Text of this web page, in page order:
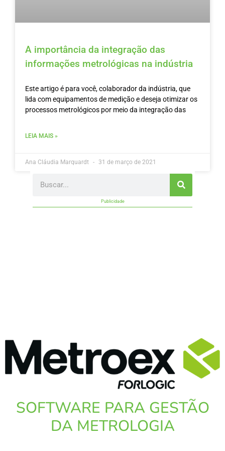
A importância da integração das
informações metrológicas na indústria
Este artigo é para você, colaborador da indústria, que
lida com equipamentos de medição e deseja otimizar os
processos metrológicos por meio da integração das
LEIA MAIS »
Ana Cláudia Marquardt 31 de março de 2021
Search
Publicidade
SOFTWARE PARA GESTÃO
DA METROLOGIA